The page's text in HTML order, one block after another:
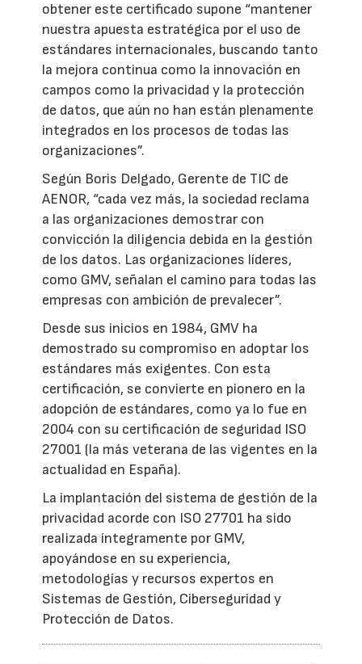
obtener este certificado supone “mantener
nuestra apuesta estratégica por el uso de
estándares internacionales, buscando tanto
la mejora continua como la innovación en
campos como la privacidad y la protección
de datos, que aún no han están plenamente
integrados en los procesos de todas las
organizaciones”.
Según Boris Delgado, Gerente de TIC de
AENOR, “cada vez más, la sociedad reclama
a las organizaciones demostrar con
convicción la diligencia debida en la gestión
de los datos. Las organizaciones líderes,
como GMV, señalan el camino para todas las
empresas con ambición de prevalecer”.
Desde sus inicios en 1984, GMV ha
demostrado su compromiso en adoptar los
estándares más exigentes. Con esta
certificación, se convierte en pionero en la
adopción de estándares, como ya lo fue en
2004 con su certificación de seguridad ISO
27001 (la más veterana de las vigentes en la
actualidad en España).
La implantación del sistema de gestión de la
privacidad acorde con ISO 27701 ha sido
realizada íntegramente por GMV,
apoyándose en su experiencia,
metodologías y recursos expertos en
Sistemas de Gestión, Ciberseguridad y
Protección de Datos.